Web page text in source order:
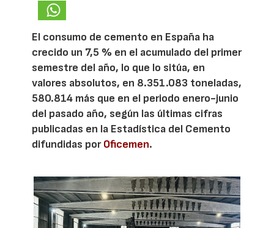
El consumo de cemento en España ha
crecido un 7,5 % en el acumulado del primer
semestre del año, lo que lo sitúa, en
valores absolutos, en 8.351.083 toneladas,
580.814 más que en el periodo enero-junio
del pasado año, según las últimas cifras
publicadas en la Estadística del Cemento
difundidas porOficemen.